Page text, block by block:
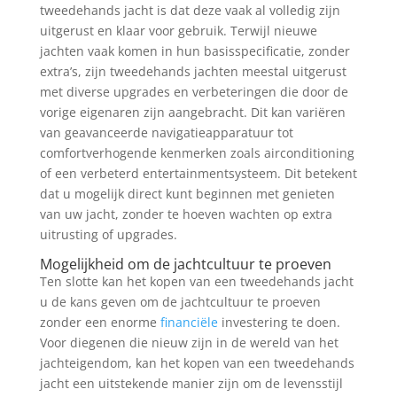
tweedehands jacht is dat deze vaak al volledig zijn
uitgerust en klaar voor gebruik. Terwijl nieuwe
jachten vaak komen in hun basisspecificatie, zonder
extra’s, zijn tweedehands jachten meestal uitgerust
met diverse upgrades en verbeteringen die door de
vorige eigenaren zijn aangebracht. Dit kan variëren
van geavanceerde navigatieapparatuur tot
comfortverhogende kenmerken zoals airconditioning
of een verbeterd entertainmentsysteem. Dit betekent
dat u mogelijk direct kunt beginnen met genieten
van uw jacht, zonder te hoeven wachten op extra
uitrusting of upgrades.
Mogelijkheid om de jachtcultuur te proeven
Ten slotte kan het kopen van een tweedehands jacht
u de kans geven om de jachtcultuur te proeven
zonder een enorme financiëleinvestering te doen.
Voor diegenen die nieuw zijn in de wereld van het
jachteigendom, kan het kopen van een tweedehands
jacht een uitstekende manier zijn om de levensstijl